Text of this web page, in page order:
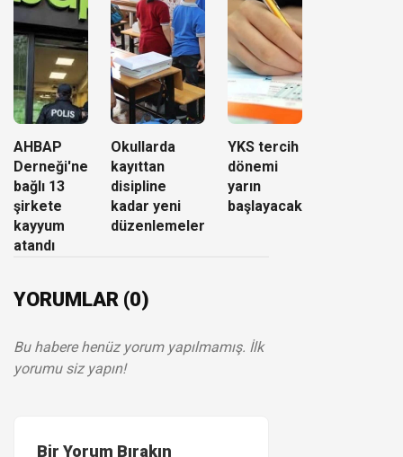
AHBAP
Derneği'ne
bağlı 13
şirkete
kayyum
atandı
Okullarda
kayıttan
disipline
kadar yeni
düzenlemeler
YKS tercih
dönemi
yarın
başlayacak
YORUMLAR (0)
Bu habere henüz yorum yapılmamış. İlk
yorumu siz yapın!
Bir Yorum Bırakın